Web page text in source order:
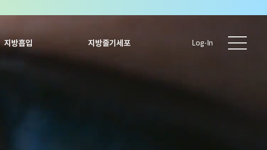
지방흡입 지방줄기세포 Log-In